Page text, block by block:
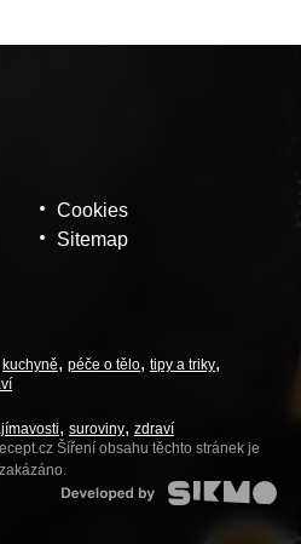
Cookies
Sitemap
kuchyně péče o tělo tipy a triky
suroviny zdraví
Šíření obsahu těchto stránek je